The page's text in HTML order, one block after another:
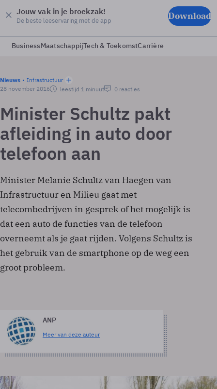
Jouw vak in je broekzak!
De beste leeservaring met de app Download
BusinessMaatschappijTech & ToekomstCarrière
Nieuws
Infrastructuur
28 november 2016
leestijd 1 minuut 0 reacties
Minister Schultz pakt
afleiding in auto door
telefoon aan
Minister Melanie Schultz van Haegen van
Infrastructuur en Milieu gaat met
telecombedrijven in gesprek of het mogelijk is
dat een auto de functies van de telefoon
overneemt als je gaat rijden. Volgens Schultz is
het gebruik van de smartphone op de weg een
groot probleem.
ANP
Meer van deze auteur